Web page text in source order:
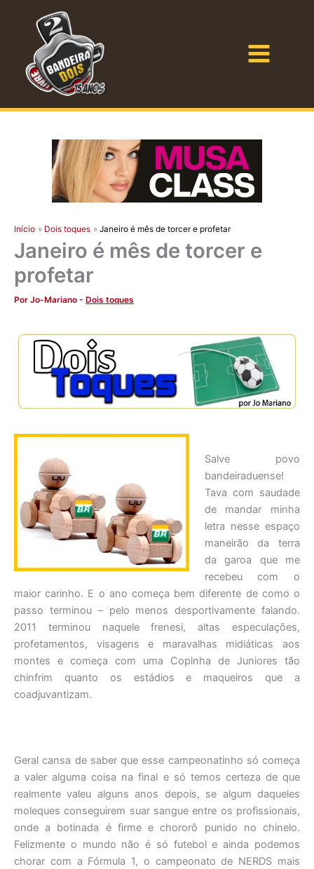
conteúdo
Início Dois toques Janeiro é mês de torcer e profetar
Janeiro é mês de torcer e
profetar
Por Jo-Mariano - Dois toques
Salve povo
bandeiraduense!
Tava com saudade
de mandar minha
letra nesse espaço
maneirão da terra
da garoa que me
recebeu com o
maior carinho. E o ano começa bem diferente de como o
passo terminou – pelo menos desportivamente falando.
2011 terminou naquele frenesi, altas especulações,
profetamentos, visagens e maravalhas midiáticas aos
montes e começa com uma Copinha de Juniores tão
chinfrim quanto os estádios e maqueiros que a
coadjuvantizam.
Geral cansa de saber que esse campeonatinho só começa
a valer alguma coisa na final e só temos certeza de que
realmente valeu alguns anos depois, se algum daqueles
moleques conseguirem suar sangue entre os profissionais,
onde a botinada é firme e chororô punido no chinelo.
Felizmente o mundo não é só futebol e ainda podemos
chorar com a Fórmula 1, o campeonato de NERDS mais